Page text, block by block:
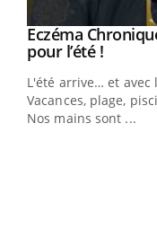
Youtube
Eczéma
pour l’été !Youtube
L'été arrive… et avec
Vacances, plage,
Nos mains sont ...